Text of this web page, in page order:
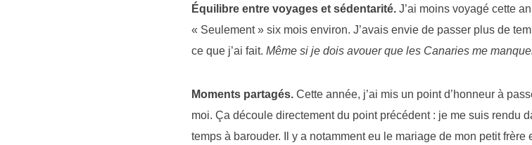
Équilibre entre voyages et sédentarité. J’ai moins voyagé cette
« Seulement » six mois environ. J’avais envie de passer plus de
ce que j’ai fait. Même si je dois avouer que les Canaries me
Moments partagés. Cette année, j’ai mis un point d’honneur à
moi. Ça découle directement du point précédent : je me suis rendu
temps à barouder. Il y a notamment eu le mariage de mon petit frère